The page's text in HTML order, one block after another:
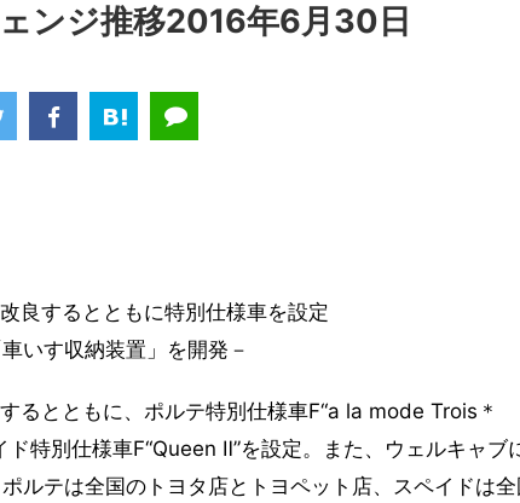
ンジ推移2016年6月30日
良するとともに特別仕様車を設定
いす収納装置」を開発－
るとともに、ポルテ特別仕様車F“a la mode Trois＊
ド特別仕様車F“Queen Ⅱ”を設定。また、ウェルキャブ
ルテは全国のトヨタ店とトヨペット店、スペイドは全